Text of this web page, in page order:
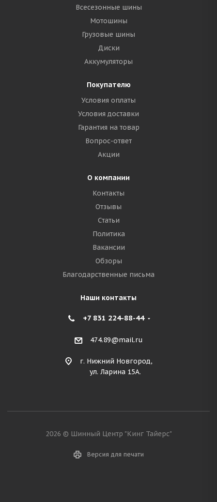
Всесезонные шины
Мотошины
Грузовые шины
Диски
Аккумуляторы
Покупателю
Условия оплаты
Условия доставки
Гарантия на товар
Вопрос-ответ
Акции
О компании
Контакты
Отзывы
Статьи
Политика
Вакансии
Обзоры
Благодарственные письма
Наши контакты
+7 831 224-88-44
474.89@mail.ru
г. Нижний Новгород,
ул. Ларина 15А.
2026 © Шинный Центр "Кинг Тайерс"
Версия для печати